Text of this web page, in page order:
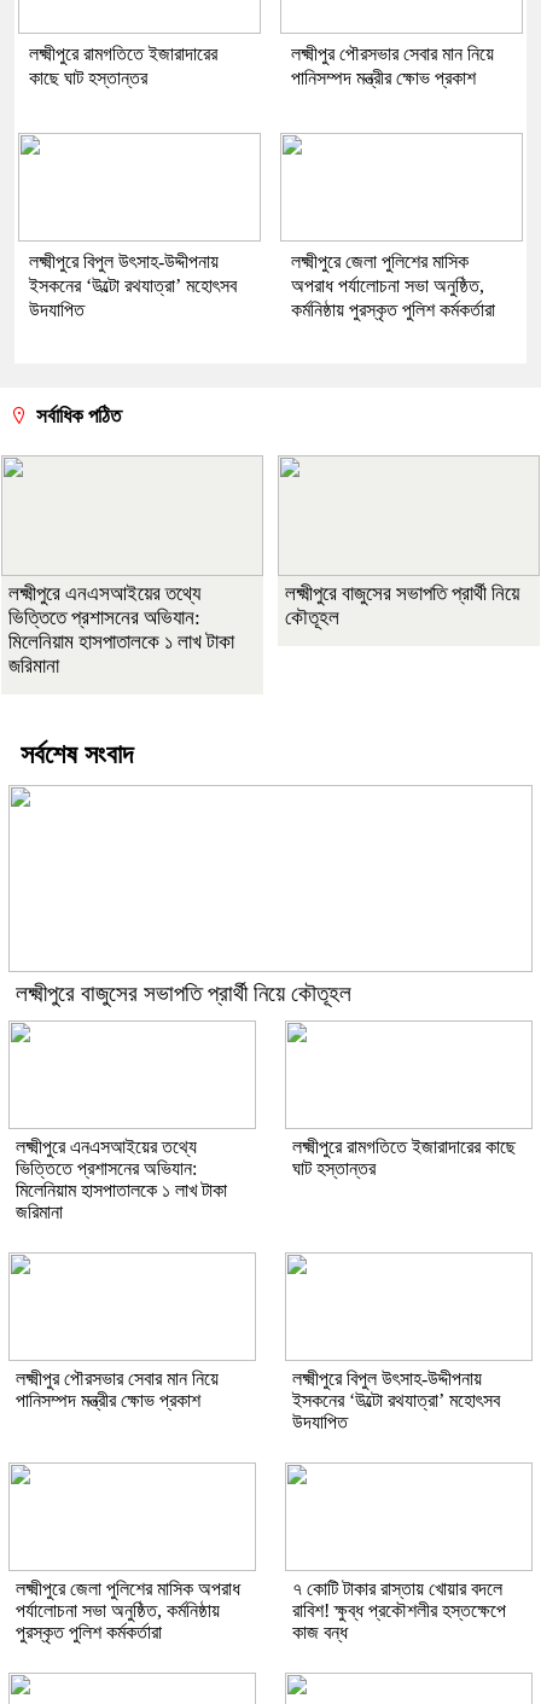
লক্ষ্মীপুরে রামগতিতে ইজারাদারের
কাছে ঘাট হস্তান্তর
লক্ষ্মীপুর পৌরসভার সেবার মান নিয়ে
পানিসম্পদ মন্ত্রীর ক্ষোভ প্রকাশ
লক্ষ্মীপুরে বিপুল উৎসাহ-উদ্দীপনায়
ইসকনের ‘উল্টো রথযাত্রা’ মহোৎসব
উদযাপিত
লক্ষ্মীপুরে জেলা পুলিশের মাসিক
অপরাধ পর্যালোচনা সভা অনুষ্ঠিত,
কর্মনিষ্ঠায় পুরস্কৃত পুলিশ কর্মকর্তারা
সর্বাধিক পঠিত
লক্ষ্মীপুরে এনএসআইয়ের তথ্যে
ভিত্তিতে প্রশাসনের অভিযান:
মিলেনিয়াম হাসপাতালকে ১ লাখ টাকা
জরিমানা
লক্ষ্মীপুরে বাজুসের সভাপতি প্রার্থী নিয়ে
কৌতূহল
সর্বশেষ সংবাদ
লক্ষ্মীপুরে বাজুসের সভাপতি প্রার্থী নিয়ে কৌতূহল
লক্ষ্মীপুরে এনএসআইয়ের তথ্যে
ভিত্তিতে প্রশাসনের অভিযান:
মিলেনিয়াম হাসপাতালকে ১ লাখ টাকা
জরিমানা
লক্ষ্মীপুরে রামগতিতে ইজারাদারের কাছে
ঘাট হস্তান্তর
লক্ষ্মীপুর পৌরসভার সেবার মান নিয়ে
পানিসম্পদ মন্ত্রীর ক্ষোভ প্রকাশ
লক্ষ্মীপুরে বিপুল উৎসাহ-উদ্দীপনায়
ইসকনের ‘উল্টো রথযাত্রা’ মহোৎসব
উদযাপিত
লক্ষ্মীপুরে জেলা পুলিশের মাসিক অপরাধ
পর্যালোচনা সভা অনুষ্ঠিত, কর্মনিষ্ঠায়
পুরস্কৃত পুলিশ কর্মকর্তারা
৭ কোটি টাকার রাস্তায় খোয়ার বদলে
রাবিশ! ক্ষুব্ধ প্রকৌশলীর হস্তক্ষেপে
কাজ বন্ধ